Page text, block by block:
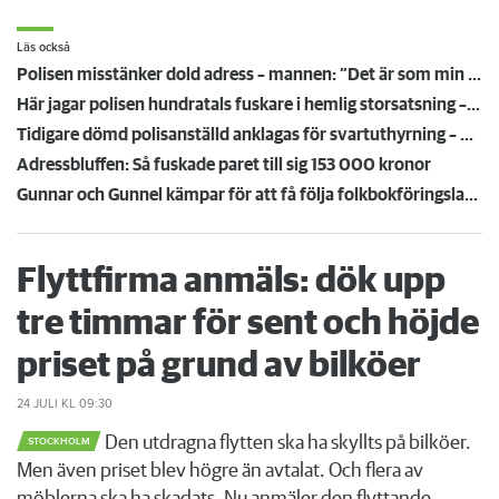
Läs också
Polisen misstänker dold adress – mannen: ”Det är som min extrafamilj”
Här jagar polisen hundratals fuskare i hemlig storsatsning – efter tips från hyresvärdar
Tidigare dömd polisanställd anklagas för svartuthyrning – hade två hyresrätter
Adressbluffen: Så fuskade paret till sig 153 000 kronor
Gunnar och Gunnel kämpar för att få följa folkbokföringslagen: "Det är så stolligt"
Flyttfirma anmäls: dök upp
tre timmar för sent och höjde
priset på grund av bilköer
24 JULI KL 09:30
STOCKHOLM
Den utdragna flytten ska ha skyllts på bilköer.
Men även priset blev högre än avtalat. Och flera av